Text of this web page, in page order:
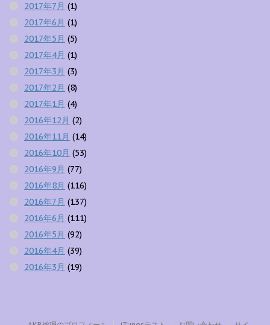
2017年7月 (1)
2017年6月 (1)
2017年5月 (5)
2017年4月 (1)
2017年3月 (3)
2017年2月 (8)
2017年1月 (4)
2016年12月 (2)
2016年11月 (14)
2016年10月 (53)
2016年9月 (77)
2016年8月 (116)
2016年7月 (137)
2016年6月 (111)
2016年5月 (92)
2016年4月 (39)
2016年3月 (19)